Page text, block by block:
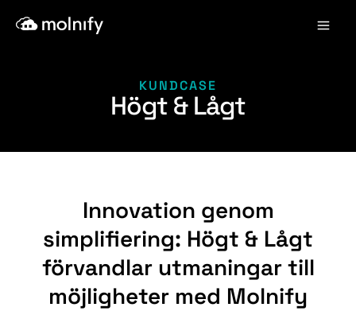
KUNDCASE
Högt & Lågt
Innovation genom
simplifiering: Högt & Lågt
förvandlar utmaningar till
möjligheter med Molnify